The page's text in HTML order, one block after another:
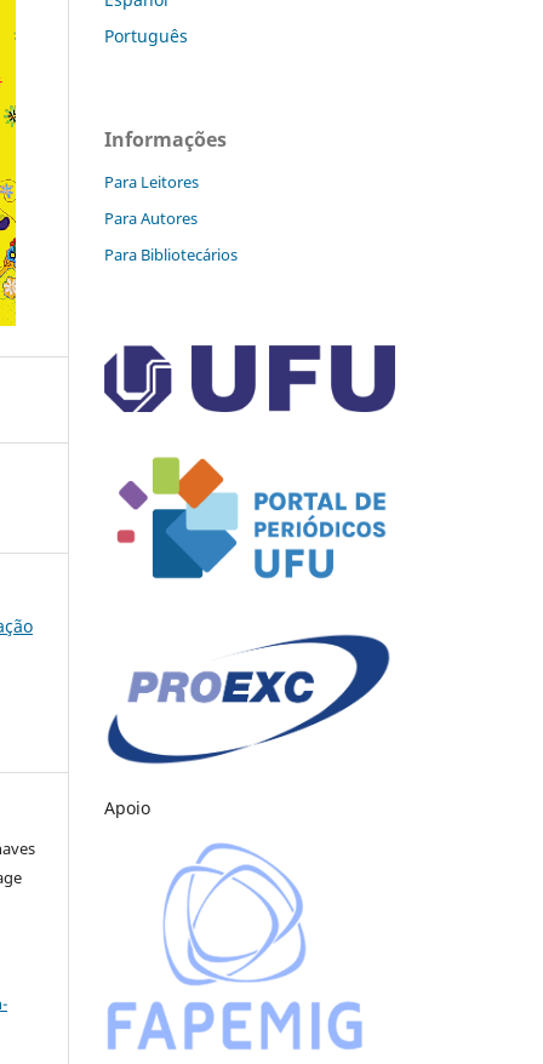
Português
Informações
Para Leitores
Para Autores
Para Bibliotecários
Apoio